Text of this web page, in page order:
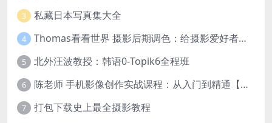
3 私藏日本写真集大全
4 Thomas看看世界 摄影后期调色：给摄影爱好者的色彩课 网盘下载
5 北外汪波教授：韩语0-Topik6全程班
6 陈老师 手机影像创作实战课程：从入门到精通【完结】
7 打包下载史上最全摄影教程